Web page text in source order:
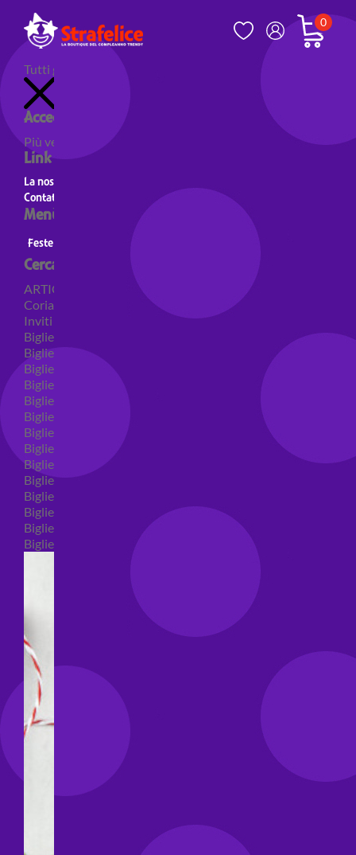
0
Tutti gli articoli
Accedi al tuo account
Più venduti Nuovi prodotti
Link utili
La nostra storia
Contatti
Menù principale
Feste a Tema Feste a tema Colori
Cerca per categoria
ARTICOLI PER FESTE
Coriandoli e sparacoriandoli
Inviti
Biglietti di auguri
Biglietti auguri pensione
Biglietti auguri compleanno
Biglietti auguri amore
Biglietti auguri nascita
Biglietti auguri primo compleanno
Biglietti auguri battesimo
Biglietti auguri per prima comunione
Biglietti auguri cresima
Biglietti auguri matrimonio
Biglietti auguri anniversario matrimonio
Biglietti auguri Natale
Biglietti auguri laurea
Biglietti auguri generici